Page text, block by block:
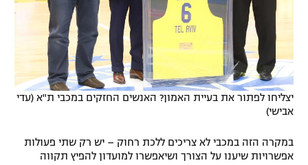
יצליחו לפתור את בעיית האמון? האנשים החזקים במכבי ת"א (עדי
אבישי)
במקרה הזה במכבי לא צריכים ללכת רחוק – יש רק שתי פעולות
אפשרויות שיענו על הצורך ושיאפשרו למועדון להפיץ תקווה